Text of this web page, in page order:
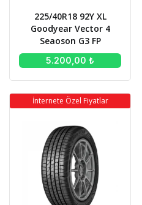
225/40R18 92Y XL
Goodyear Vector 4
Seaoson G3 FP
5.200,00 ₺
İnternete Özel Fiyatlar